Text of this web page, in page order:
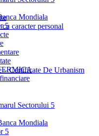
Mondiala
5 caracter personal
Certificate De Urbanism
Sectorului 5
Mondiala
5